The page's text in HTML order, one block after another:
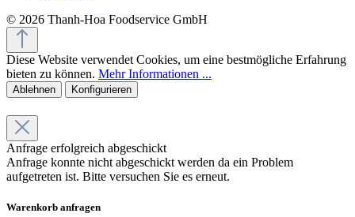
© 2026 Thanh-Hoa Foodservice GmbH
Diese Website verwendet Cookies, um eine bestmögliche Erfahrung
bieten zu können. Mehr Informationen ...
Ablehnen Konfigurieren
Anfrage erfolgreich abgeschickt
Anfrage konnte nicht abgeschickt werden da ein Problem
aufgetreten ist. Bitte versuchen Sie es erneut.
Warenkorb anfragen